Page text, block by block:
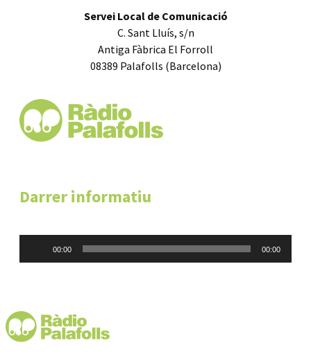
Servei Local de Comunicació
C. Sant Lluís, s/n
Antiga Fàbrica El Forroll
08389 Palafolls (Barcelona)
Darrer informatiu
00:00 00:00